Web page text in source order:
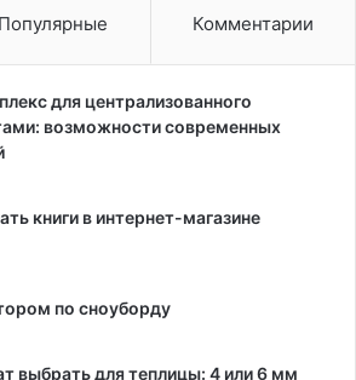
Популярные Комментарии
для централизованного
возможности современных
книги в интернет-магазине
по сноуборду
выбрать для теплицы: 4 или 6 мм